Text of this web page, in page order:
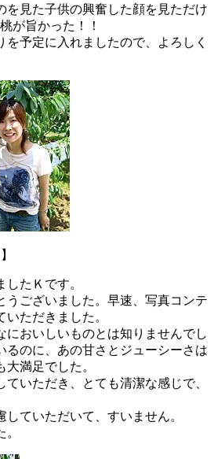
を見た子供の興奮した顔を見ただけ
が旨かった！！
予定に入れましたので、よろしく
たＫです。
うございました。早速、写真コンテ
ただきました。
においしいものとは知りませんでし
るのに、あの甘さとジューシーさは
満足でした。
いただき、とても清潔な感じで、
ていただいて、すいません。